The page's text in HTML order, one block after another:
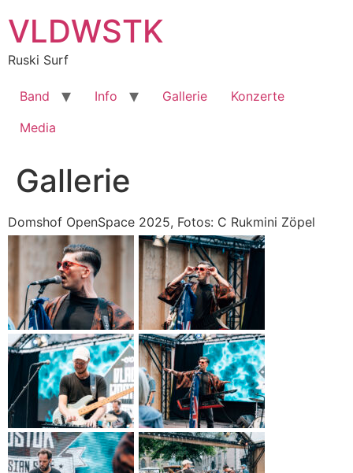
Inhalt
springen
VLDWSTK
Ruski Surf
Band Info Gallerie
Konzerte
Media
Gallerie
Domshof OpenSpace 2025, Fotos: C Rukmini Zöpel